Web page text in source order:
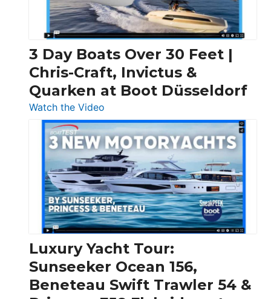
3 Day Boats Over 30 Feet |
Chris-Craft, Invictus &
Quarken at Boot Düsseldorf
Watch the Video
3
Day
Boats
Over
30
Feet
|
Chris-
Craft,
Invictus
&
Quarken
Luxury Yacht Tour:
Sunseeker Ocean 156,
Beneteau Swift Trawler 54 &